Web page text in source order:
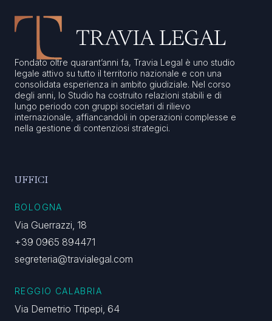
Fondato oltre quarant’anni fa, Travia Legal è uno studio
legale attivo su tutto il territorio nazionale e con una
consolidata esperienza in ambito giudiziale. Nel corso
degli anni, lo Studio ha costruito relazioni stabili e di
lungo periodo con gruppi societari di rilievo
internazionale, affiancandoli in operazioni complesse e
nella gestione di contenziosi strategici.
UFFICI
BOLOGNA
Via Guerrazzi, 18
+39 0965 894471
segreteria@travialegal.com
REGGIO CALABRIA
Via Demetrio Tripepi, 64